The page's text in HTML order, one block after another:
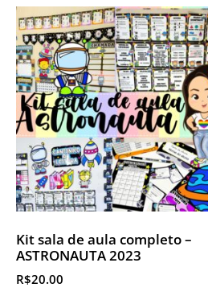
Kit sala de aula completo –
ASTRONAUTA 2023
R$20.00